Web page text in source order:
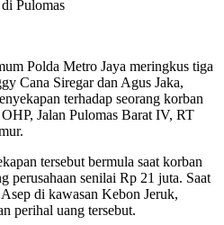
Polda Metro Jaya meringkus tiga
Cana Siregar dan Agus Jaka,
terhadap seorang korban
Jalan Pulomas Barat IV, RT
tersebut bermula saat korban
perusahaan senilai Rp 21 juta. Saat
di kawasan Kebon Jeruk,
perihal uang tersebut.